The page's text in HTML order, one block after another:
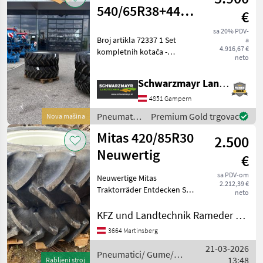
Mitas
Nova mašina
540/65R38+440/65R28
gume
€
sa 20% PDV-
a
4.916,67 €
neto
Broj artikla 72337 1 Set
kompletnih kotača -
Steyr Multi / Expert Brzinski
indeks + opterećenje: 136
A8 Prednja os
Schwarzmayr Landtechnik GmbH - Gampern
4851 Gampern
Pneumatici/
Gume/
Naplatci /
Mitas
Premium Gold trgovac
Rabljeni stroj
Mitas 420/85R30
Neuwertig
2.500
€
sa PDV-om
2.212,39 €
neto
Neuwertige Mitas
Traktorräder Entdecken Sie
Traktorräder der
die speziell für
Maschinen entwick
KFZ und Landtechnik Rameder e.U.
3664 Martinsberg
Pneumatici/ Gume/
21-03-2026
13:48